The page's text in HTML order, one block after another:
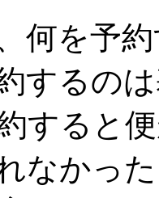
何を予
するの
すると
なかっ